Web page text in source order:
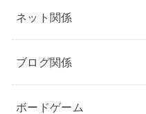
ネット関係
ブログ関係
ボードゲーム